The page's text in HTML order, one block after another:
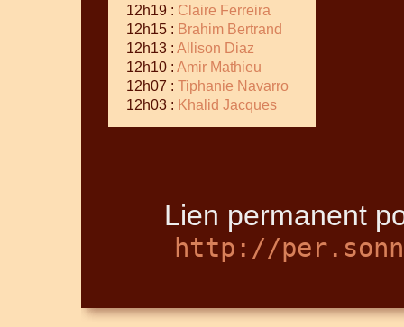
12h19 : Claire Ferreira
12h15 : Brahim Bertrand
12h13 : Allison Diaz
12h10 : Amir Mathieu
12h07 : Tiphanie Navarro
12h03 : Khalid Jacques
Lien permanent
http://